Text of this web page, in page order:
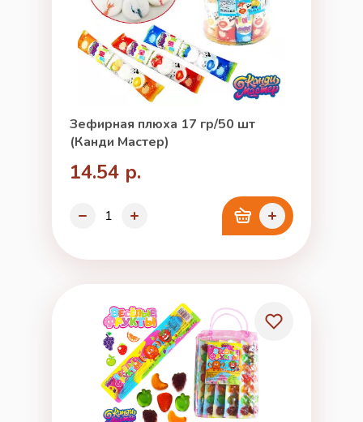
Зефирная плюха 17 гр/50 шт
(Канди Мастер)
14.54 р.